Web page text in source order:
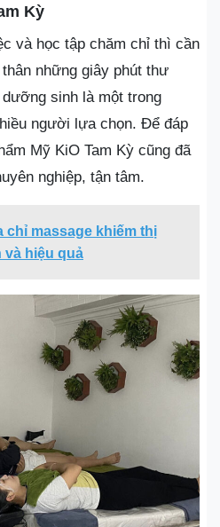
Kỳ
và học tập chăm chỉ thì cần
những giây phút thư
sinh là một trong
người lựa chọn. Để đáp
Mỹ KiO Tam Kỳ cũng đã
nghiệp, tận tâm.
chỉ massage khiếm thị
và hiệu quả